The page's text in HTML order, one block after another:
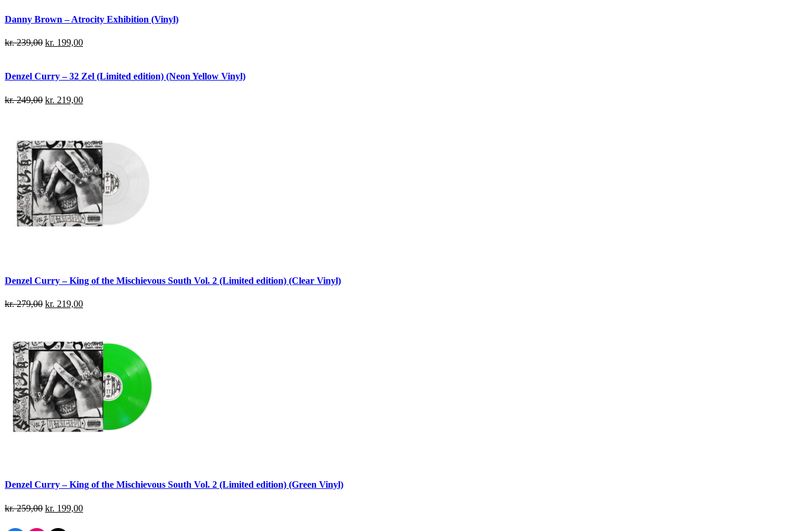
Danny Brown – Atrocity Exhibition (Vinyl)
kr.239,00 kr. 199,00
Denzel Curry – 32 Zel (Limited edition) (Neon Yellow Vinyl)
kr.249,00 kr. 219,00
Denzel Curry – King of the Mischievous South Vol. 2 (Limited edition) (Clear Vinyl)
kr.279,00 kr. 219,00
Denzel Curry – King of the Mischievous South Vol. 2 (Limited edition) (Green Vinyl)
kr.259,00 kr. 199,00